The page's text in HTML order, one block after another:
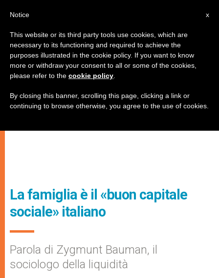
La famiglia è il «buon capitale
sociale» italiano
Parola di Zygmunt Bauman, il
sociologo della liquidità
x
Notice
This website or its third party tools use cookies, which are
necessary to its functioning and required to achieve the
purposes illustrated in the cookie policy. If you want to know
more or withdraw your consent to all or some of the cookies,
please refer to the cookie policy
By closing this banner, scrolling this page, clicking a link or
continuing to browse otherwise, you agree to the use of cookies.